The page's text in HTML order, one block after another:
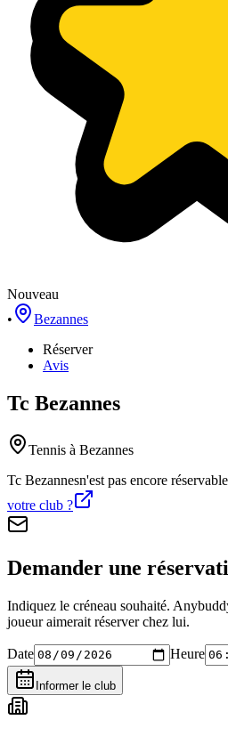
Nouveau
•
Bezannes
Réserver
Avis
Tc Bezannes
Tennis à Bezannes
Tc Bezannesn'est pas encore
votre club ?
Demander une
Indiquez le créneau souhaité.
joueur aimerait réserver chez lui.
Date Heure
Informer le club